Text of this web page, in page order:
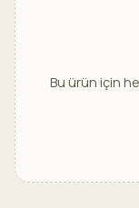
Bu ürün için